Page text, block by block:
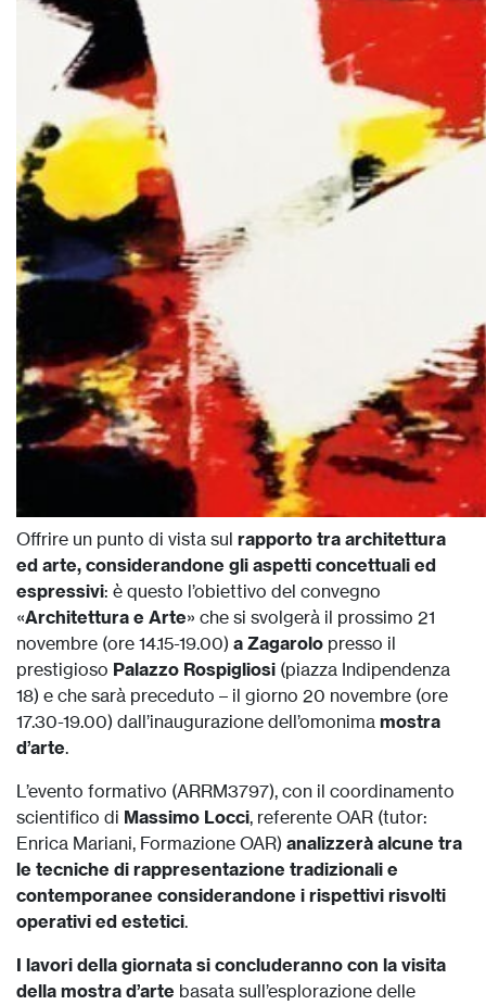
Offrire un punto di vista sul rapporto tra architettura
ed arte, considerandone gli aspetti concettuali ed
espressivi: è questo l’obiettivo del convegno
«Architettura e Arte» che si svolgerà il prossimo 21
novembre (ore 14.15-19.00) a Zagarolo presso il
prestigioso Palazzo Rospigliosi (piazza Indipendenza
18) e che sarà preceduto – il giorno 20 novembre (ore
17.30-19.00) dall’inaugurazione dell’omonima mostra
d’arte.
L’evento formativo (ARRM3797), con il coordinamento
scientifico di Massimo Locci, referente OAR (tutor:
Enrica Mariani, Formazione OAR) analizzerà alcune tra
le tecniche di rappresentazione tradizionali e
contemporanee considerandone i rispettivi risvolti
operativi ed estetici.
I lavori della giornata si concluderanno con la visita
della mostra d’arte basata sull’esplorazione delle